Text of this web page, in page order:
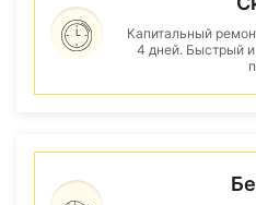
Капитальный
4 дней. Быстрый и